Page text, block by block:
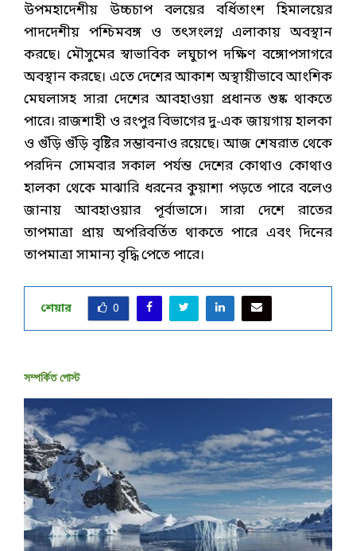
উপমহাদেশীয় উচ্চচাপ বলয়ের বর্ধিতাংশ হিমালয়ের
পাদদেশীয় পশ্চিমবঙ্গ ও তৎসংলগ্ন এলাকায় অবস্থান
করছে। মৌসুমের স্বাভাবিক লঘুচাপ দক্ষিণ বঙ্গোপসাগরে
অবস্থান করছে। এতে দেশের আকাশ অস্থায়ীভাবে আংশিক
মেঘলাসহ সারা দেশের আবহাওয়া প্রধানত শুষ্ক থাকতে
পারে। রাজশাহী ও রংপুর বিভাগের দু-এক জায়গায় হালকা
ও গুঁড়ি গুঁড়ি বৃষ্টির সম্ভাবনাও রয়েছে। আজ শেষরাত থেকে
পরদিন সোমবার সকাল পর্যন্ত দেশের কোথাও কোথাও
হালকা থেকে মাঝারি ধরনের কুয়াশা পড়তে পারে বলেও
জানায় আবহাওয়ার পূর্বাভাসে। সারা দেশে রাতের
তাপমাত্রা প্রায় অপরিবর্তিত থাকতে পারে এবং দিনের
তাপমাত্রা সামান্য বৃদ্ধি পেতে পারে।
শেয়ার 0
সম্পর্কিত পোস্ট